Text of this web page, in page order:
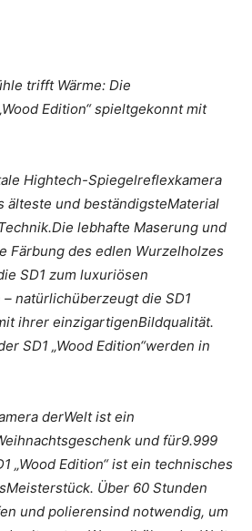
trifft Wärme: Die
Edition“ spieltgekonnt mit
Hightech-Spiegelreflexkamera
älteste und beständigsteMaterial
lebhafte Maserung und
Färbung des edlen Wurzelholzes
SD1 zum luxuriösen
natürlichüberzeugt die SD1
ihrer einzigartigenBildqualität.
SD1 „Wood Edition“werden in
derWelt ist ein
und für9.999
„Wood Edition“ ist ein technisches
Über 60 Stunden
und polierensind notwendig, um